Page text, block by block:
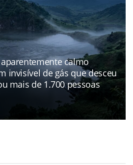
calmo
invisível de gás que desceu
mais de 1.700 pessoas